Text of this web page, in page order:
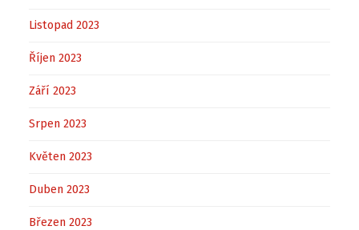
Listopad 2023
Říjen 2023
Září 2023
Srpen 2023
Květen 2023
Duben 2023
Březen 2023